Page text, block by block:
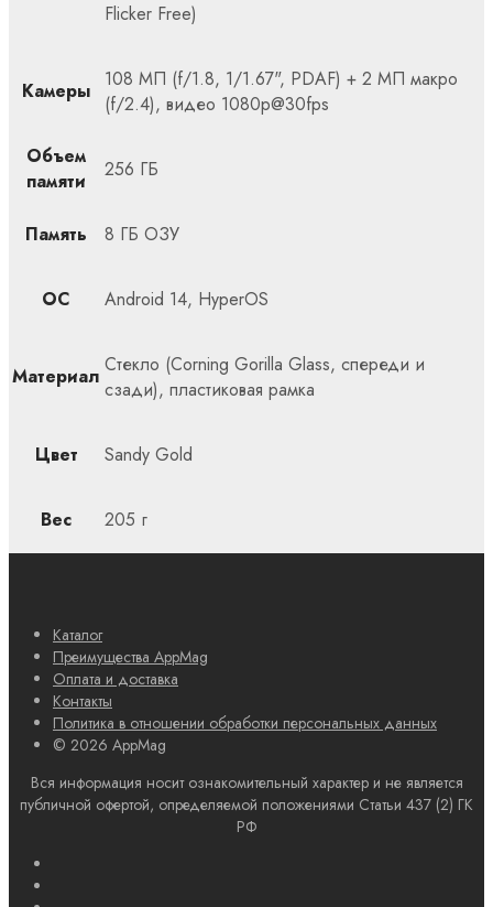
Flicker Free)
Камеры
108 МП (f/1.8, 1/1.67", PDAF) + 2 МП макро
(f/2.4), видео 1080p@30fps
Объем
памяти
256 ГБ
Память 8 ГБ ОЗУ
ОС Android 14, HyperOS
Материал Стекло (Corning Gorilla Glass, спереди и
сзади), пластиковая рамка
Цвет Sandy Gold
Вес 205 г
Каталог
Преимущества AppMag
Оплата и доставка
Контакты
Политика в отношении обработки персональных данных
© 2026 AppMag
Вся информация носит ознакомительный характер и не является
публичной офертой, определяемой положениями Статьи 437 (2) ГК
РФ